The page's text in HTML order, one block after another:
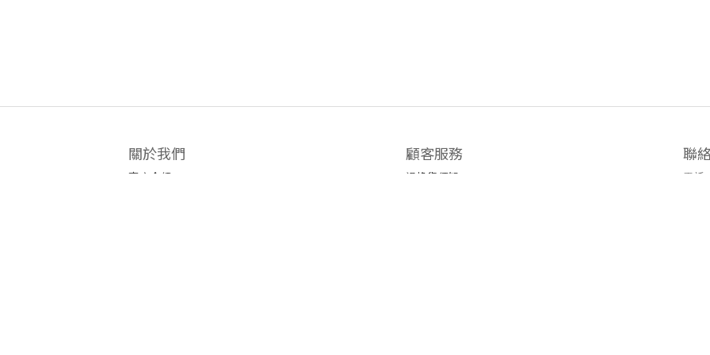
關於我們
商店介紹
顧客服務
退換貨須知
聯
電話